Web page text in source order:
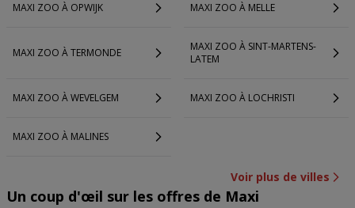
MAXI ZOO À OPWIJK MAXI ZOO À MELLE
MAXI ZOO À TERMONDE
MAXI ZOO À SINT-MARTENS-
LATEM
MAXI ZOO À WEVELGEM MAXI ZOO À LOCHRISTI
MAXI ZOO À MALINES
Voir plus de villes
Un coup d'œil sur les offres de Maxi